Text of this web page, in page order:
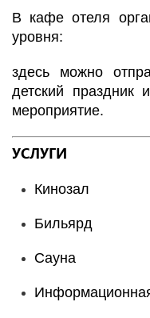
В кафе отеля
уровня:
здесь можно
детский праздник
мероприятие.
УСЛУГИ
Кинозал
Бильярд
Сауна